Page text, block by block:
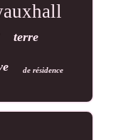
terre
de résidence